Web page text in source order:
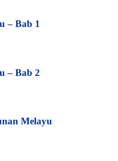
– Bab 1
– Bab 2
Melayu